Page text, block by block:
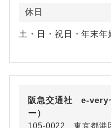
休日
土・日・祝日・年末年
阪急交通社 e-very
ー）
105-0022 東京都港